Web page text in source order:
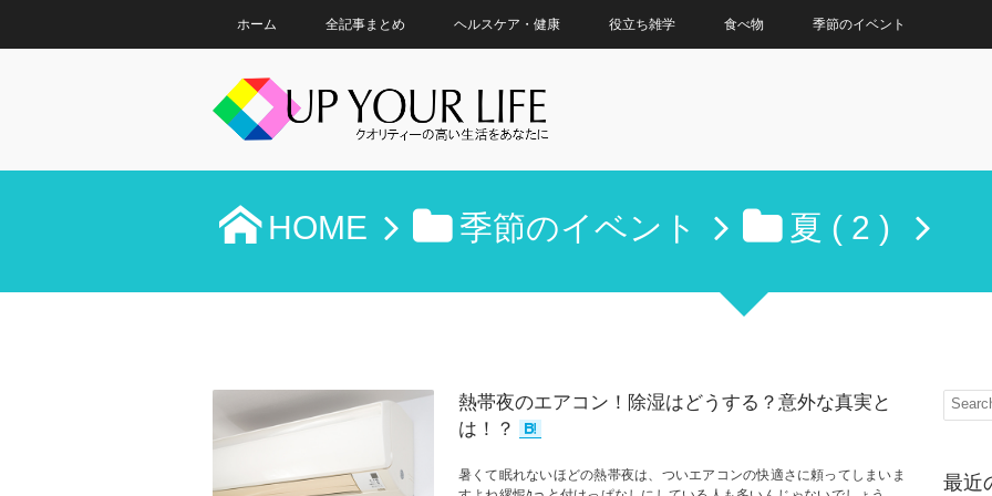
ホーム 全記事まとめ ヘルスケア・健康 役立ち雑学 食べ物 季節のイベント
HOME 季節のイベント 夏 ( 2 )
熱帯夜のエアコン！除湿はどうする？意外な真実と
は！？
暑くて眠れないほどの熱帯夜は、ついエアコンの快適さに頼ってしまいま
最近